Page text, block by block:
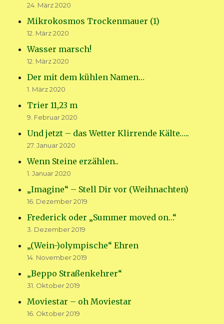
24. März 2020
Mikrokosmos Trockenmauer (1)
12. März 2020
Wasser marsch!
12. März 2020
Der mit dem kühlen Namen…
1. März 2020
Trier 11,23 m
9. Februar 2020
Und jetzt – das Wetter Klirrende Kälte…..
27. Januar 2020
Wenn Steine erzählen..
1. Januar 2020
„Imagine“ – Stell Dir vor (Weihnachten)
16. Dezember 2019
Frederick oder „Summer moved on…“
3. Dezember 2019
„(Wein-)olympische“ Ehren
14. November 2019
„Beppo Straßenkehrer“
31. Oktober 2019
Moviestar – oh Moviestar
16. Oktober 2019